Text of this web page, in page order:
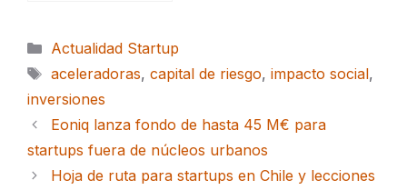
Categorías
Actualidad Startup
Etiquetas
aceleradoras, capital de riesgo, impacto social,
inversiones
Eoniq lanza fondo de hasta 45 M€ para
startups fuera de núcleos urbanos
Hoja de ruta para startups en Chile y lecciones